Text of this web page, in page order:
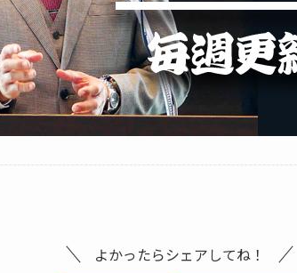
よかったらシェアしてね！